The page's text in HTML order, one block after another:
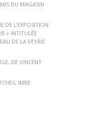
DU MAGASIN
DE L’EXPOSITION
» INTITULÉE
DE LA VEYRIE
DE VINCENT
IMRE